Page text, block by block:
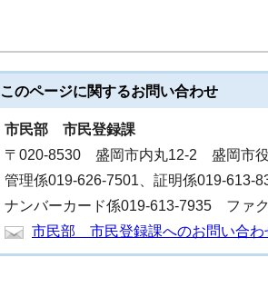
このページに関するお問い合わせ
市民部 市民登録課
〒020-8530 盛岡市内丸12-2 盛岡市
管理係019-626-7501、証明係019-613-
ナンバーカード係019-613-7935 ファ
市民部 市民登録課へのお問い合わ